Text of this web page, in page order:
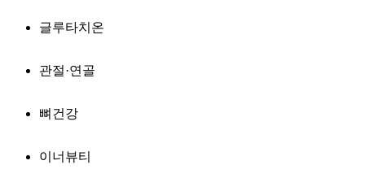
글루타치온
관절·연골
뼈건강
이너뷰티